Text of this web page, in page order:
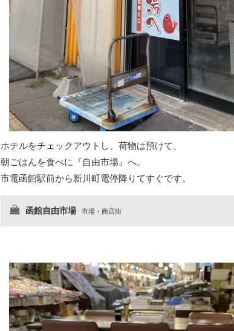
ホテルをチェックアウトし、荷物は預けて、
朝ごはんを食べに『自由市場』へ。
市電函館駅前から新川町電停降りてすぐです。
函館自由市場 市場・商店街